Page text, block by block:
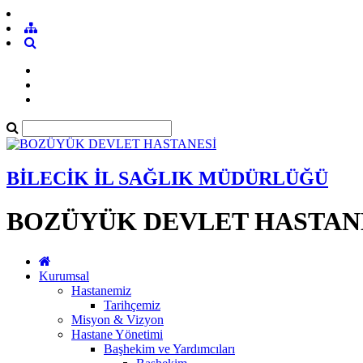
BİLECİK İL SAĞLIK MÜDÜRLÜĞÜ
BOZÜYÜK DEVLET
Kurumsal
Hastanemiz
Tarihçemiz
Misyon & Vizyon
Hastane Yönetimi
Başhekim ve Yardımcıları